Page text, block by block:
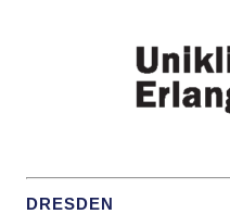
DRESDEN